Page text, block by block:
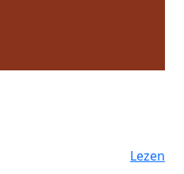
Lezen